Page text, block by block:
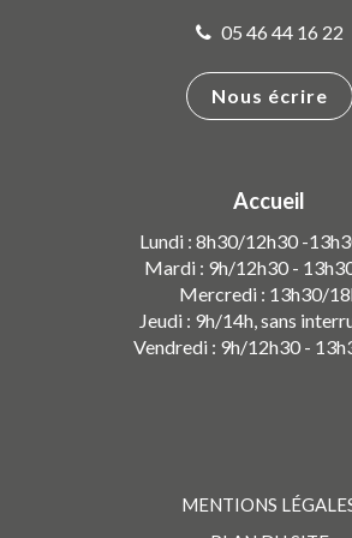
05 46 44 16 22
Nous écrire
Accueil
Lundi : 8h30/12h30 -
Mardi : 9h/12h30 -
Mercredi : 13h30/
Jeudi : 9h/14h, sans
Vendredi : 9h/12h30 -
MENTIONS